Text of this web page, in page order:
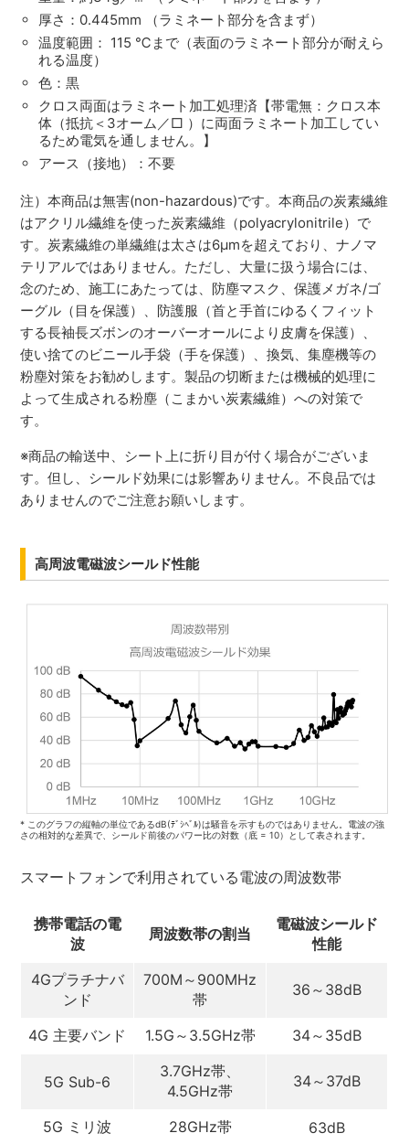
厚さ：0.445mm （ラミネート部分を含まず）
温度範囲： 115 ℃まで（表面のラミネート部分が耐えら
れる温度）
色：黒
クロス両面はラミネート加工処理済【帯電無：クロス本
体（抵抗＜3オーム／□ ）に両面ラミネート加工してい
るため電気を通しません。】
アース（接地）：不要
注）本商品は無害(non-hazardous)です。本商品の炭素繊維
はアクリル繊維を使った炭素繊維（polyacrylonitrile）で
す。炭素繊維の単繊維は太さは6µmを超えており、ナノマ
テリアルではありません。ただし、大量に扱う場合には、
念のため、施工にあたっては、防塵マスク、保護メガネ/ゴ
ーグル（目を保護）、防護服（首と手首にゆるくフィット
する長袖長ズボンのオーバーオールにより皮膚を保護）、
使い捨てのビニール手袋（手を保護）、換気、集塵機等の
粉塵対策をお勧めします。製品の切断または機械的処理に
よって生成される粉塵（こまかい炭素繊維）への対策で
す。
※商品の輸送中、シート上に折り目が付く場合がございま
す。但し、シールド効果には影響ありません。不良品では
ありませんのでご注意お願いします。
高周波電磁波シールド性能
* このグラフの縦軸の単位であるdB(ﾃﾞｼﾍﾞﾙ)は騒音を示すものではありません。電波の強
さの相対的な差異で、シールド前後のパワー比の対数（底 = 10）として表されます。
スマートフォンで利用されている電波の周波数帯
携帯電話の電
波
周波数帯の割当
電磁波シールド
性能
4Gプラチナバ
ンド
700M～900MHz
帯
36～38dB
4G 主要バンド 1.5G～3.5GHz帯 34～35dB
5G Sub-6
3.7GHz帯、
4.5GHz帯
34～37dB
5G ミリ波 28GHz帯 63dB